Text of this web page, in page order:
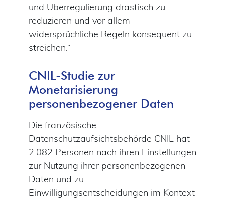
und Überregulierung drastisch zu
reduzieren und vor allem
widersprüchliche Regeln konsequent zu
streichen.“
CNIL-Studie zur
Monetarisierung
personenbezogener Daten
Die französische
Datenschutzaufsichtsbehörde CNIL hat
2.082 Personen nach ihren Einstellungen
zur Nutzung ihrer personenbezogenen
Daten und zu
Einwilligungsentscheidungen im Kontext